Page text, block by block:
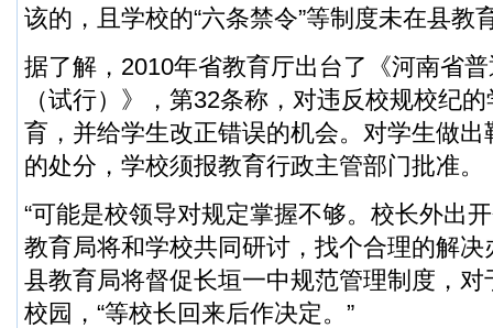
该的，且学校的“六条禁令”等制度未在县教
据了解，2010年省教育厅出台了《河南省
（试行）》，第32条称，对违反校规校纪
育，并给学生改正错误的机会。对学生做
的处分，学校须报教育行政主管部门批准。
“可能是校领导对规定掌握不够。校长外出
教育局将和学校共同研讨，找个合理的解决
县教育局将督促长垣一中规范管理制度，
校园，“等校长回来后作决定。”